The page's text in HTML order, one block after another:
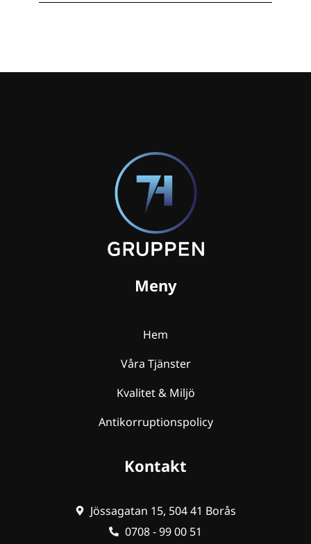
Meny
Hem
Våra Tjänster
Kvalitet & Miljö
Antikorruptionspolicy
Kontakt
Jössagatan 15, 504 41 Borås
0708 - 99 00 51